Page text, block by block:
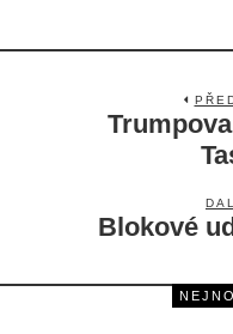
Blokové